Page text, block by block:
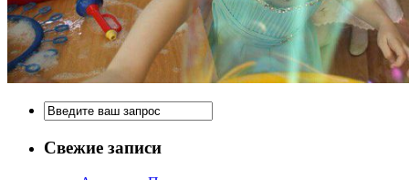
Свежие записи